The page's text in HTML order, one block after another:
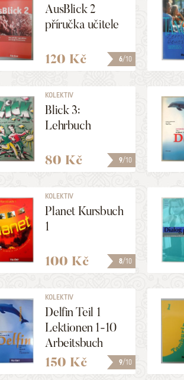
6/10
AusBlick 2
příručka učitele
120 Kč
9/10
KOLEKTIV
Blick 3:
Lehrbuch
80 Kč
8/10
KOLEKTIV
Planet Kursbuch
1
100 Kč
9/10
KOLEKTIV
Delfin Teil 1
Lektionen 1-10
Arbeitsbuch
150 Kč